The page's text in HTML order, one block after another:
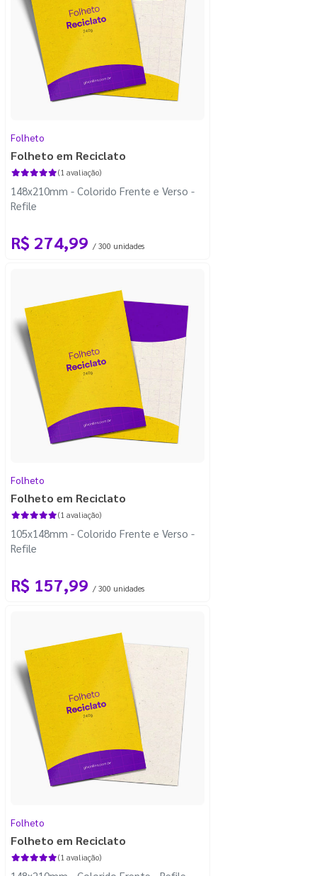
Folheto
Folheto em Reciclato
(1 avaliação)
148x210mm - Colorido Frente e Verso -
Refile
R$ 274,99 / 300 unidades
Folheto
Folheto em Reciclato
(1 avaliação)
105x148mm - Colorido Frente e Verso -
Refile
R$ 157,99 / 300 unidades
Folheto
Folheto em Reciclato
(1 avaliação)